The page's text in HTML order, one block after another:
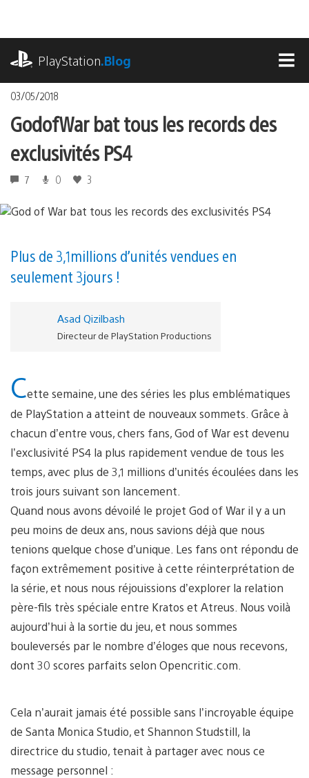
contenu
PlayStation.Blog
03/05/2018
God of War bat tous les records des
exclusivités PS4
7 0 3
Plus de 3,1 millions d’unités vendues en
seulement 3 jours !
Asad Qizilbash
Directeur de PlayStation Productions
Cette semaine, une des séries les plus emblématiques
de PlayStation a atteint de nouveaux sommets. Grâce à
chacun d’entre vous, chers fans, God of War est devenu
l’exclusivité PS4 la plus rapidement vendue de tous les
temps, avec plus de 3,1 millions d’unités écoulées dans les
trois jours suivant son lancement.
Quand nous avons dévoilé le projet God of War il y a un
peu moins de deux ans, nous savions déjà que nous
tenions quelque chose d’unique. Les fans ont répondu de
façon extrêmement positive à cette réinterprétation de
la série, et nous nous réjouissions d’explorer la relation
père-fils très spéciale entre Kratos et Atreus. Nous voilà
aujourd’hui à la sortie du jeu, et nous sommes
bouleversés par le nombre d’éloges que nous recevons,
dont 30 scores parfaits selon Opencritic.com.
Cela n’aurait jamais été possible sans l’incroyable équipe
de Santa Monica Studio, et Shannon Studstill, la
directrice du studio, tenait à partager avec nous ce
message personnel :